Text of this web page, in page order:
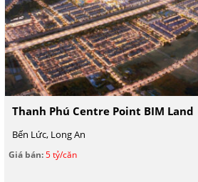
Thanh Phú Centre Point BIM Land
Bến Lức, Long An
Giá bán:5 tỷ/căn